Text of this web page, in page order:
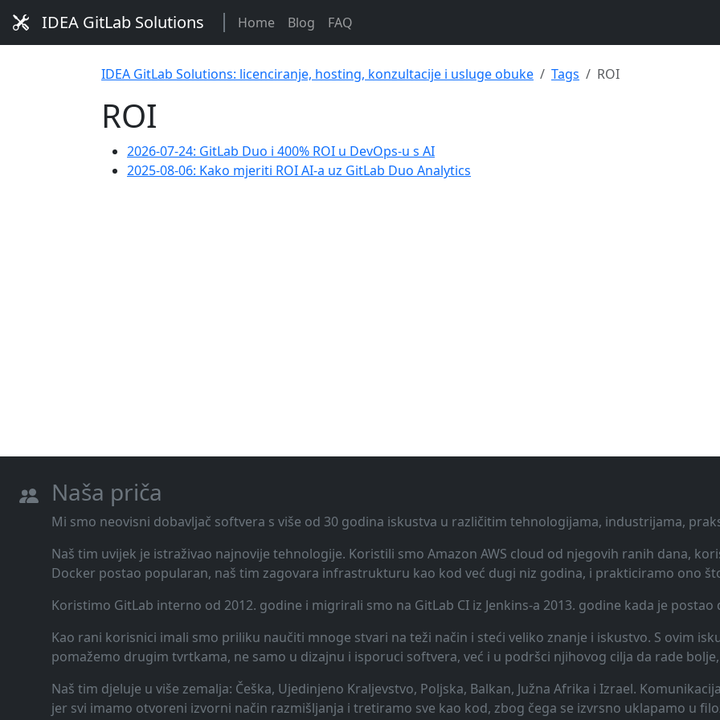
IDEA GitLab Solutions Home Blog FAQ
IDEA GitLab Solutions: licenciranje, hosting, konzultacije i usluge obuke Tags ROI
ROI
2026-07-24: GitLab Duo i 400% ROI u DevOps-u s AI
2025-08-06: Kako mjeriti ROI AI-a uz GitLab Duo Analytics
Naša priča
Mi smo neovisni dobavljač softvera s više od 30 godina iskustva u različitim tehnologijama, industrijama,
Naš tim uvijek je istraživao najnovije tehnologije. Koristili smo Amazon AWS cloud od njegovih ranih dana,
Docker postao popularan, naš tim zagovara infrastrukturu kao kod već dugi niz godina, i prakticiramo ono
Koristimo GitLab interno od 2012. godine i migrirali smo na GitLab CI iz Jenkins-a 2013. godine kada je
Kao rani korisnici imali smo priliku naučiti mnoge stvari na teži način i steći veliko znanje i iskustvo. S ovim
pomažemo drugim tvrtkama, ne samo u dizajnu i isporuci softvera, već i u podršci njihovog cilja da rade
Naš tim djeluje u više zemalja: Češka, Ujedinjeno Kraljevstvo, Poljska, Balkan, Južna Afrika i Izrael.
jer svi imamo otvoreni izvorni način razmišljanja i tretiramo sve kao kod, zbog čega se izvrsno uklapamo u